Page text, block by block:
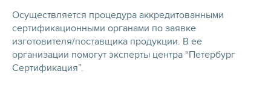
Осуществляется процедура аккредитованными
сертификационными органами по заявке
изготовителя/поставщика продукции. В ее
организации помогут эксперты центра “Петербург
Сертификация”.